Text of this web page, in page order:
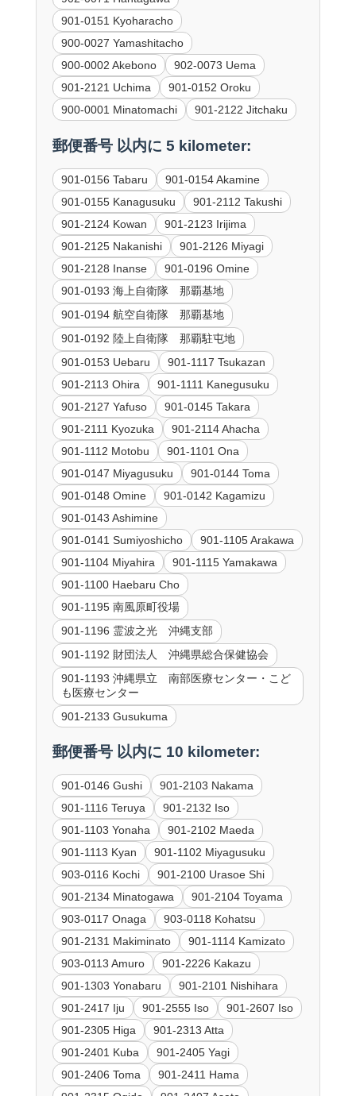
901-0151 Kyoharacho
900-0027 Yamashitacho
900-0002 Akebono
902-0073 Uema
901-2121 Uchima
901-0152 Oroku
900-0001 Minatomachi
901-2122 Jitchaku
郵便番号 以内に 5 kilometer:
901-0156 Tabaru
901-0154 Akamine
901-0155 Kanagusuku
901-2112 Takushi
901-2124 Kowan
901-2123 Irijima
901-2125 Nakanishi
901-2126 Miyagi
901-2128 Inanse
901-0196 Omine
901-0193 海上自衛隊 那覇基地
901-0194 航空自衛隊 那覇基地
901-0192 陸上自衛隊 那覇駐屯地
901-0153 Uebaru
901-1117 Tsukazan
901-2113 Ohira
901-1111 Kanegusuku
901-2127 Yafuso
901-0145 Takara
901-2111 Kyozuka
901-2114 Ahacha
901-1112 Motobu
901-1101 Ona
901-0147 Miyagusuku
901-0144 Toma
901-0148 Omine
901-0142 Kagamizu
901-0143 Ashimine
901-0141 Sumiyoshicho
901-1105 Arakawa
901-1104 Miyahira
901-1115 Yamakawa
901-1100 Haebaru Cho
901-1195 南風原町役場
901-1196 霊波之光 沖縄支部
901-1192 財団法人 沖縄県総合保健協会
901-1193 沖縄県立 南部医療センター・こど
も医療センター
901-2133 Gusukuma
郵便番号 以内に 10 kilometer:
901-0146 Gushi
901-2103 Nakama
901-1116 Teruya
901-2132 Iso
901-1103 Yonaha
901-2102 Maeda
901-1113 Kyan
901-1102 Miyagusuku
903-0116 Kochi
901-2100 Urasoe Shi
901-2134 Minatogawa
901-2104 Toyama
903-0117 Onaga
903-0118 Kohatsu
901-2131 Makiminato
901-1114 Kamizato
903-0113 Amuro
901-2226 Kakazu
901-1303 Yonabaru
901-2101 Nishihara
901-2417 Iju
901-2555 Iso
901-2607 Iso
901-2305 Higa
901-2313 Atta
901-2401 Kuba
901-2405 Yagi
901-2406 Toma
901-2411 Hama